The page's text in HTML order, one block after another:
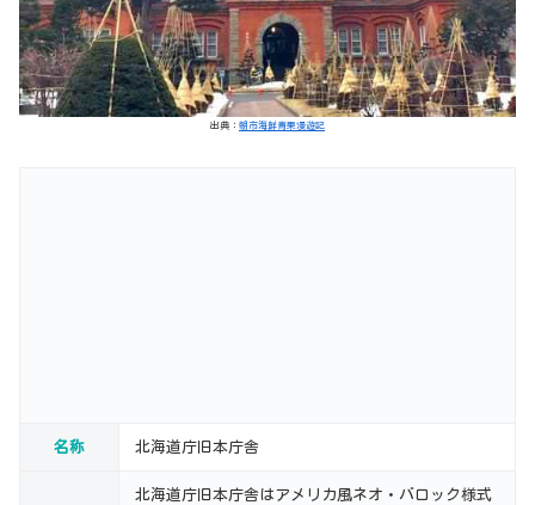
出典： 朝市海鮮青果漫遊記
名称 北海道庁旧本庁舎
北海道庁旧本庁舎はアメリカ風ネオ・バロック様式